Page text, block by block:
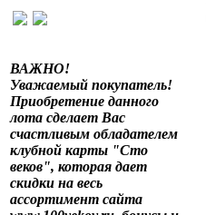
ВАЖНО!
Уважаемый покупатель!
Приобретение данного
лота сделает Вас
счастливым обладателем
клубной карты "Сто
веков", которая дает
скидки на весь
ассортимент сайта